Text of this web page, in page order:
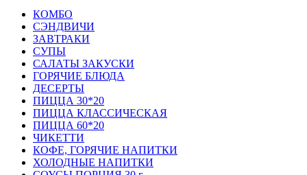
КОМБО
СЭНДВИЧИ
ЗАВТРАКИ
СУПЫ
САЛАТЫ ЗАКУСКИ
ГОРЯЧИЕ БЛЮДА
ДЕСЕРТЫ
ПИЦЦА 30*20
ПИЦЦА КЛАССИЧЕСКАЯ
ПИЦЦА 60*20
ЧИКЕТТИ
КОФЕ, ГОРЯЧИЕ НАПИТКИ
ХОЛОДНЫЕ НАПИТКИ